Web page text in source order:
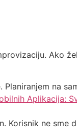
Ako
na
Aplikacija:
Korisnik ne sme